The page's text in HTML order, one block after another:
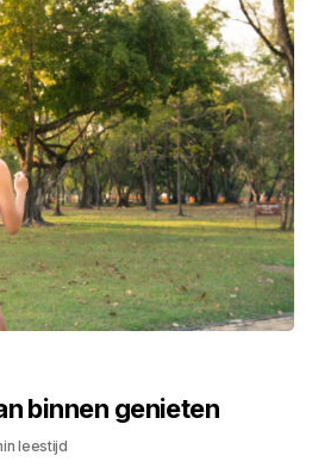
binnen genieten
leestijd